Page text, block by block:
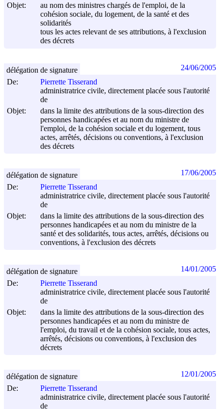
Objet:
au nom des ministres chargés de l'emploi, de la
cohésion sociale, du logement, de la santé et des
solidarités
tous les actes relevant de ses attributions, à l'exclusion
des décrets
De:
Pierrette Tisserand
administratrice civile, directement placée sous l'autorité
de
Objet:
dans la limite des attributions de la sous-direction des
personnes handicapées et au nom du ministre de
l'emploi, de la cohésion sociale et du logement, tous
actes, arrêtés, décisions ou conventions, à l'exclusion
des décrets
délégation de signature 24/06/2005
De:
Pierrette Tisserand
administratrice civile, directement placée sous l'autorité
de
Objet:
dans la limite des attributions de la sous-direction des
personnes handicapées et au nom du ministre de la
santé et des solidarités, tous actes, arrêtés, décisions ou
conventions, à l'exclusion des décrets
délégation de signature 17/06/2005
De:
Pierrette Tisserand
administratrice civile, directement placée sous l'autorité
de
Objet:
dans la limite des attributions de la sous-direction des
personnes handicapées et au nom du ministre de
l'emploi, du travail et de la cohésion sociale, tous actes,
arrêtés, décisions ou conventions, à l'exclusion des
décrets
délégation de signature 14/01/2005
De:
Pierrette Tisserand
administratrice civile, directement placée sous l'autorité
de
délégation de signature 12/01/2005